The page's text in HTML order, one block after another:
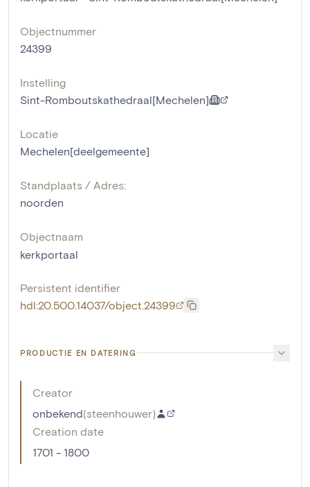
Objectnummer
24399
Instelling
Sint-Romboutskathedraal[Mechelen]
Locatie
Mechelen[deelgemeente]
Standplaats / Adres:
noorden
Objectnaam
kerkportaal
Persistent identifier
hdl:20.500.14037/object.24399
PRODUCTIE EN DATERING
Creator
onbekend(steenhouwer)
Creation date
1701 - 1800